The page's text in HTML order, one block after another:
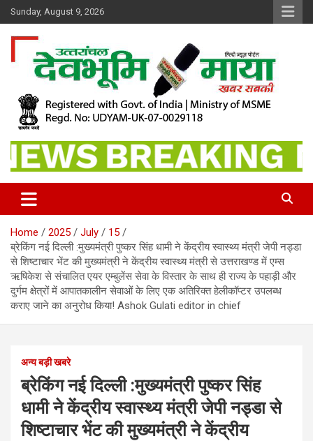
Skip
to
content
Sunday, August 9, 2026
Dev Bhoomi Maya
Home 2025 July
15
ब्रेकिंग नई दिल्ली :मुख्यमंत्री पुष्कर सिंह धामी ने केंद्रीय स्वास्थ्य मंत्री जेपी नड्डा
से शिष्टाचार भेंट की मुख्यमंत्री ने केंद्रीय स्वास्थ्य मंत्री से उत्तराखण्ड में एम्स
ऋषिकेश से संचालित एयर एम्बुलेंस सेवा के विस्तार के साथ ही राज्य के पहाड़ी और
दुर्गम क्षेत्रों में आपातकालीन सेवाओं के लिए एक अतिरिक्त हेलीकॉप्टर उपलब्ध
कराए जाने का अनुरोध किया! Ashok Gulati editor in chief
अन्य बड़ी खबरे
ब्रेकिंग नई दिल्ली :मुख्यमंत्री पुष्कर सिंह
धामी ने केंद्रीय स्वास्थ्य मंत्री जेपी नड्डा से
शिष्टाचार भेंट की मुख्यमंत्री ने केंद्रीय